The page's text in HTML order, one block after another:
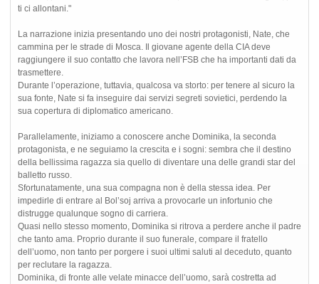
ti ci allontani."
La narrazione inizia presentando uno dei nostri protagonisti, Nate, che
cammina per le strade di Mosca. Il giovane agente della CIA deve
raggiungere il suo contatto che lavora nell’FSB che ha importanti dati da
trasmettere.
Durante l’operazione, tuttavia, qualcosa va storto: per tenere al sicuro la
sua fonte, Nate si fa inseguire dai servizi segreti sovietici, perdendo la
sua copertura di diplomatico americano.
Parallelamente, iniziamo a conoscere anche Dominika, la seconda
protagonista, e ne seguiamo la crescita e i sogni: sembra che il destino
della bellissima ragazza sia quello di diventare una delle grandi star del
balletto russo.
Sfortunatamente, una sua compagna non è della stessa idea. Per
impedirle di entrare al Bol’soj arriva a provocarle un infortunio che
distrugge qualunque sogno di carriera.
Quasi nello stesso momento, Dominika si ritrova a perdere anche il padre
che tanto ama. Proprio durante il suo funerale, compare il fratello
dell’uomo, non tanto per porgere i suoi ultimi saluti al deceduto, quanto
per reclutare la ragazza.
Dominika, di fronte alle velate minacce dell’uomo, sarà costretta ad